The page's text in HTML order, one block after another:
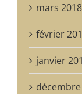
mars
février
janvier
décembre